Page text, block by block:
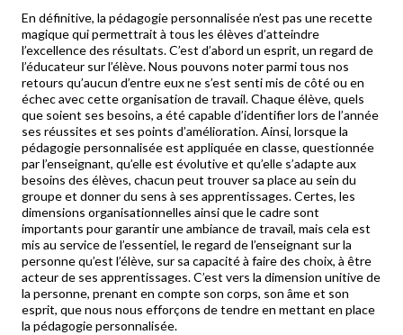
En définitive, la pédagogie personnalisée n’est pas une recette
magique qui permettrait à tous les élèves d’atteindre
l’excellence des résultats. C’est d’abord un esprit, un regard de
l’éducateur sur l’élève. Nous pouvons noter parmi tous nos
retours qu’aucun d’entre eux ne s’est senti mis de côté ou en
échec avec cette organisation de travail. Chaque élève, quels
que soient ses besoins, a été capable d’identifier lors de l’année
ses réussites et ses points d’amélioration. Ainsi, lorsque la
pédagogie personnalisée est appliquée en classe, questionnée
par l’enseignant, qu’elle est évolutive et qu’elle s’adapte aux
besoins des élèves, chacun peut trouver sa place au sein du
groupe et donner du sens à ses apprentissages. Certes, les
dimensions organisationnelles ainsi que le cadre sont
importants pour garantir une ambiance de travail, mais cela est
mis au service de l’essentiel, le regard de l’enseignant sur la
personne qu’est l’élève, sur sa capacité à faire des choix, à être
acteur de ses apprentissages. C’est vers la dimension unitive de
la personne, prenant en compte son corps, son âme et son
esprit, que nous nous efforçons de tendre en mettant en place
la pédagogie personnalisée.